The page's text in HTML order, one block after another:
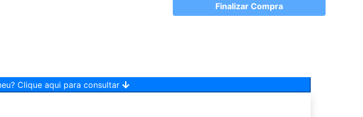
Finalizar Compra
o seu Pneu? Clique aqui para consultar